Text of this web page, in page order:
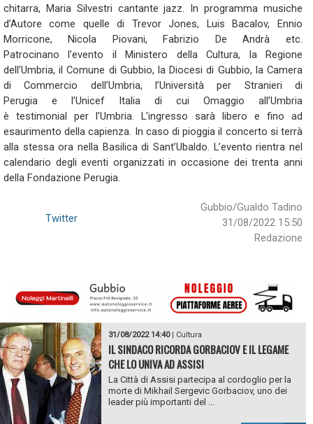
chitarra, Maria Silvestri cantante jazz. In programma musiche
d’Autore come quelle di Trevor Jones, Luis Bacalov, Ennio
Morricone, Nicola Piovani, Fabrizio De Andrà etc.
Patrocinano l’evento il Ministero della Cultura, la Regione
dell’Umbria, il Comune di Gubbio, la Diocesi di Gubbio, la Camera
di Commercio dell’Umbria, l’Università per Stranieri di
Perugia e l’Unicef Italia di cui Omaggio all’Umbria
è testimonial per l’Umbria. L'ingresso sarà libero e fino ad
esaurimento della capienza. In caso di pioggia il concerto si terrà
alla stessa ora nella Basilica di Sant’Ubaldo. L’evento rientra nel
calendario degli eventi organizzati in occasione dei trenta anni
della Fondazione Perugia.
Gubbio/Gualdo Tadino
31/08/2022 15:50
Redazione
Twitter
31/08/2022 14:40| Cultura
IL SINDACO RICORDA GORBACIOV E IL LEGAME
CHE LO UNIVA AD ASSISI
La Città di Assisi partecipa al cordoglio per la
morte di Mikhail Sergevic Gorbaciov, uno dei
leader più importanti del ...